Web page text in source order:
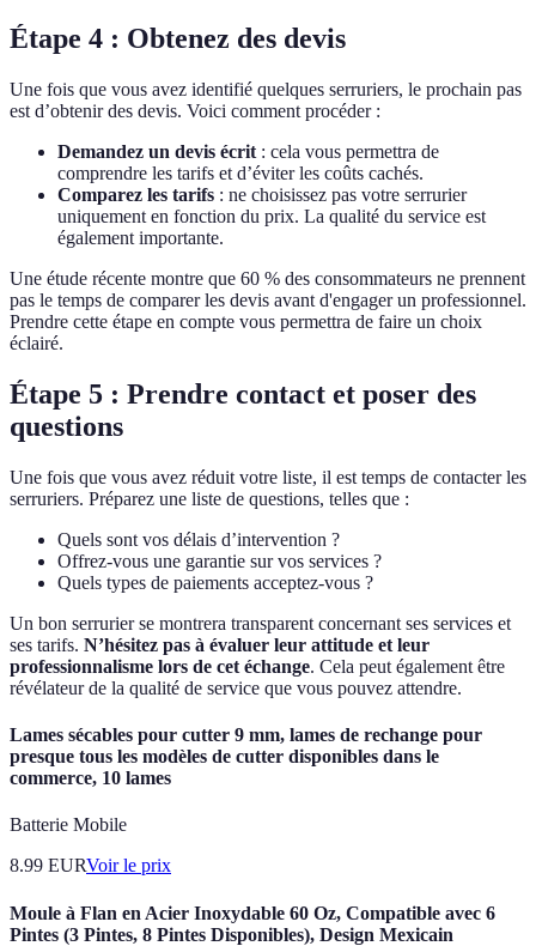
Étape 4 : Obtenez des devis
Une fois que vous avez identifié quelques serruriers, le prochain pas
est d’obtenir des devis. Voici comment procéder :
Demandez un devis écrit : cela vous permettra de
comprendre les tarifs et d’éviter les coûts cachés.
Comparez les tarifs : ne choisissez pas votre serrurier
uniquement en fonction du prix. La qualité du service est
également importante.
Une étude récente montre que 60 % des consommateurs ne prennent
pas le temps de comparer les devis avant d'engager un professionnel.
Prendre cette étape en compte vous permettra de faire un choix
éclairé.
Étape 5 : Prendre contact et poser des
questions
Une fois que vous avez réduit votre liste, il est temps de contacter les
serruriers. Préparez une liste de questions, telles que :
Quels sont vos délais d’intervention ?
Offrez-vous une garantie sur vos services ?
Quels types de paiements acceptez-vous ?
Un bon serrurier se montrera transparent concernant ses services et
ses tarifs. N’hésitez pas à évaluer leur attitude et leur
professionnalisme lors de cet échange. Cela peut également être
révélateur de la qualité de service que vous pouvez attendre.
Lames sécables pour cutter 9 mm, lames de rechange pour
presque tous les modèles de cutter disponibles dans le
commerce, 10 lames
Batterie Mobile
8.99 EURVoir le prix
Moule à Flan en Acier Inoxydable 60 Oz, Compatible avec 6
Pintes (3 Pintes, 8 Pintes Disponibles), Design Mexicain